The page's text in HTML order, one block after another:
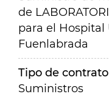
de
para el Hospital
Fuenlabrada
Tipo de contrato
Suministros